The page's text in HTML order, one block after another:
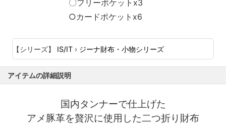
〇フリーポケットx3
○カードポケットx6
【シリーズ】 IS/IT › ジーナ財布・小物シリーズ
アイテムの詳細説明
国内タンナーで仕上げた
アメ豚革を贅沢に使用した二つ折り財布